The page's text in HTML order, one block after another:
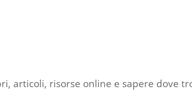
articoli, risorse online e sapere dove